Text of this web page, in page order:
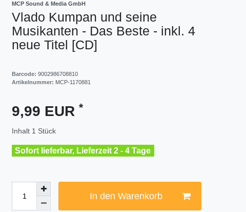
MCP Sound & Media GmbH
Vlado Kumpan und seine
Musikanten - Das Beste - inkl. 4
neue Titel [CD]
Barcode: 9002986708810
Artikelnummer: MCP-1170881
9,99 EUR *
Inhalt 1 Stück
Sofort lieferbar, Lieferzeit 2 - 4 Tage
In den Warenkorb